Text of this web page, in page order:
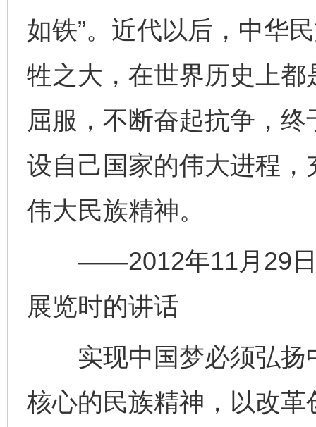
如铁”。近代以后，中华
牲之大，在世界历史上
屈服，不断奋起抗争，
设自己国家的伟大进程
伟大民族精神。
——2012年11月29日
展览时的讲话
实现中国梦必须弘扬
核心的民族精神，以改